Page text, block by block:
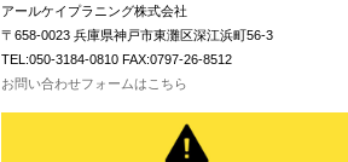
アールケイプラニング株式会社
〒658-0023 兵庫県神戸市東灘区深江浜町56-3
TEL:050-3184-0810 FAX:0797-26-8512
お問い合わせフォームはこちら